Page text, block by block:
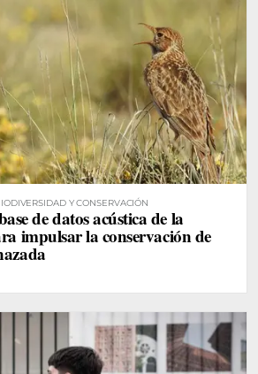
Y CONSERVACIÓN
de datos acústica de la
impulsar la conservación de